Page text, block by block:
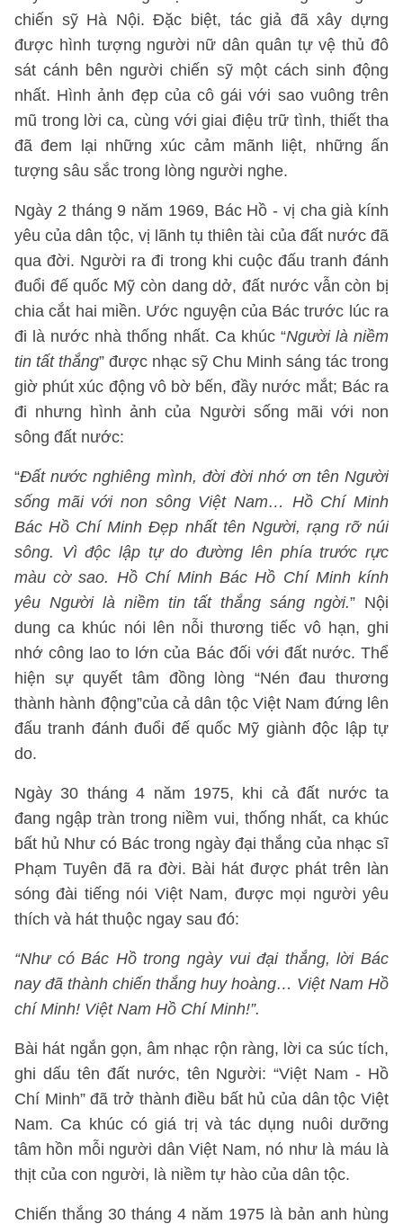
chiến sỹ Hà Nội. Đặc biệt, tác giả đã xây dựng
được hình tượng người nữ dân quân tự vệ thủ đô
sát cánh bên người chiến sỹ một cách sinh động
nhất. Hình ảnh đẹp của cô gái với sao vuông trên
mũ trong lời ca, cùng với giai điệu trữ tình, thiết tha
đã đem lại những xúc cảm mãnh liệt, những ấn
tượng sâu sắc trong lòng người nghe.
Ngày 2 tháng 9 năm 1969, Bác Hồ - vị cha già kính
yêu của dân tộc, vị lãnh tụ thiên tài của đất nước đã
qua đời. Người ra đi trong khi cuộc đấu tranh đánh
đuổi đế quốc Mỹ còn dang dở, đất nước vẫn còn bị
chia cắt hai miền. Ước nguyện của Bác trước lúc ra
đi là nước nhà thống nhất. Ca khúc “Người là niềm
tin tất thắng” được nhạc sỹ Chu Minh sáng tác trong
giờ phút xúc động vô bờ bến, đầy nước mắt; Bác ra
đi nhưng hình ảnh của Người sống mãi với non
sông đất nước:
“Đất nước nghiêng mình, đời đời nhớ ơn tên Người
sống mãi với non sông Việt Nam… Hồ Chí Minh
Bác Hồ Chí Minh Đẹp nhất tên Người, rạng rỡ núi
sông. Vì độc lập tự do đường lên phía trước rực
màu cờ sao. Hồ Chí Minh Bác Hồ Chí Minh kính
yêu Người là niềm tin tất thắng sáng ngời.” Nội
dung ca khúc nói lên nỗi thương tiếc vô hạn, ghi
nhớ công lao to lớn của Bác đối với đất nước. Thể
hiện sự quyết tâm đồng lòng “Nén đau thương
thành hành động”của cả dân tộc Việt Nam đứng lên
đấu tranh đánh đuổi đế quốc Mỹ giành độc lập tự
do.
Ngày 30 tháng 4 năm 1975, khi cả đất nước ta
đang ngập tràn trong niềm vui, thống nhất, ca khúc
bất hủ Như có Bác trong ngày đại thắng của nhạc sĩ
Phạm Tuyên đã ra đời. Bài hát được phát trên làn
sóng đài tiếng nói Việt Nam, được mọi người yêu
thích và hát thuộc ngay sau đó:
“Như có Bác Hồ trong ngày vui đại thắng, lời Bác
nay đã thành chiến thắng huy hoàng… Việt Nam Hồ
chí Minh! Việt Nam Hồ Chí Minh!”.
Bài hát ngắn gọn, âm nhạc rộn ràng, lời ca súc tích,
ghi dấu tên đất nước, tên Người: “Việt Nam - Hồ
Chí Minh” đã trở thành điều bất hủ của dân tộc Việt
Nam. Ca khúc có giá trị và tác dụng nuôi dưỡng
tâm hồn mỗi người dân Việt Nam, nó như là máu là
thịt của con người, là niềm tự hào của dân tộc.
Chiến thắng 30 tháng 4 năm 1975 là bản anh hùng